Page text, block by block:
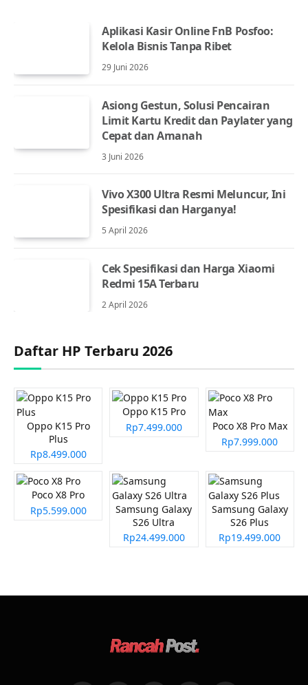
Aplikasi Kasir Online FnB Posfoo:
Kelola Bisnis Tanpa Ribet
29 Juni 2026
Asiong Gestun, Solusi Pencairan
Limit Kartu Kredit dan Paylater yang
Cepat dan Amanah
3 Juni 2026
Vivo X300 Ultra Resmi Meluncur, Ini
Spesifikasi dan Harganya!
5 April 2026
Cek Spesifikasi dan Harga Xiaomi
Redmi 15A Terbaru
2 April 2026
Daftar HP Terbaru 2026
Oppo K15 Pro
Plus
Rp8.499.000
Oppo K15 Pro
Rp7.499.000
Poco X8 Pro Max
Rp7.999.000
Poco X8 Pro
Rp5.599.000
Samsung Galaxy
S26 Ultra
Rp24.499.000
Samsung Galaxy
S26 Plus
Rp19.499.000